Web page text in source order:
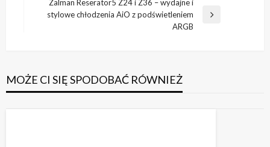
Następny
Zalman Reserator5 Z24 i Z36 – wydajne i
stylowe chłodzenia AiO z podświetleniem
ARGB
MOŻE CI SIĘ SPODOBAĆ RÓWNIEŻ